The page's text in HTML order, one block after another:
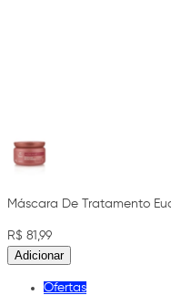
Máscara De Tratamento
R$ 81,99
Adicionar
Ofertas